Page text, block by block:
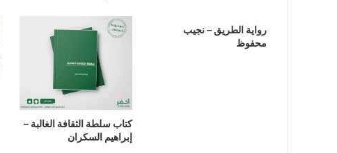
رواية الطريق – نجيب
محفوظ
كتاب سلطة الثقافة الغالبة –
إبراهيم السكران